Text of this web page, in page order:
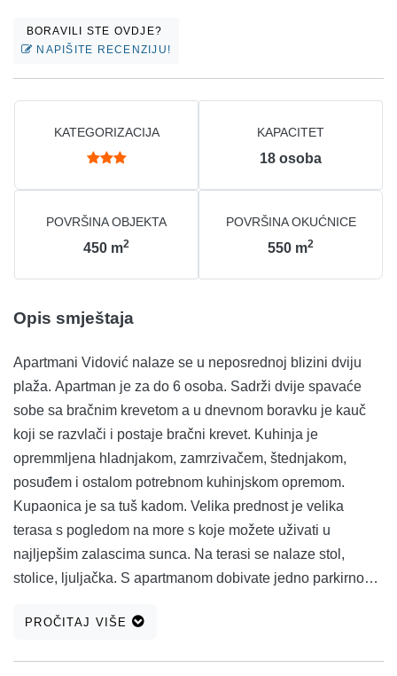
BORAVILI STE OVDJE?
NAPIŠITE RECENZIJU!
KATEGORIZACIJA KAPACITET
18 osoba
POVRŠINA OBJEKTA
450 m2
POVRŠINA OKUĆNICE
550 m2
Opis smještaja
Apartmani Vidović nalaze se u neposrednoj blizini dviju
plaža. Apartman je za do 6 osoba. Sadrži dvije spavaće
sobe sa bračnim krevetom a u dnevnom boravku je kauč
koji se razvlači i postaje bračni krevet. Kuhinja je
opremmljena hladnjakom, zamrzivačem, štednjakom,
posuđem i ostalom potrebnom kuhinjskom opremom.
Kupaonica je sa tuš kadom. Velika prednost je velika
terasa s pogledom na more s koje možete uživati u
najljepšim zalascima sunca. Na terasi se nalaze stol,
stolice, ljuljačka. S apartmanom dobivate jedno parkirno
naplaćuje. Klima se plaća dodatno ukoliko je gostu
PROČITAJ VIŠE